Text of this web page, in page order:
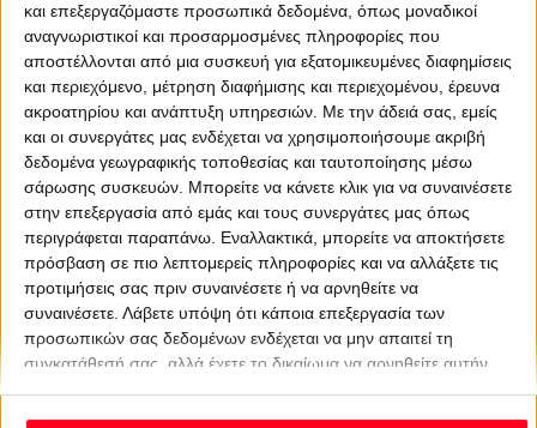
και επεξεργαζόμαστε προσωπικά δεδομένα, όπως μοναδικοί
αναγνωριστικοί και προσαρμοσμένες πληροφορίες που
αποστέλλονται από μια συσκευή για εξατομικευμένες διαφημίσεις
και περιεχόμενο, μέτρηση διαφήμισης και περιεχομένου, έρευνα
ακροατηρίου και ανάπτυξη υπηρεσιών. Με την άδειά σας, εμείς
και οι συνεργάτες μας ενδέχεται να χρησιμοποιήσουμε ακριβή
δεδομένα γεωγραφικής τοποθεσίας και ταυτοποίησης μέσω
σάρωσης συσκευών. Μπορείτε να κάνετε κλικ για να συναινέσετε
στην επεξεργασία από εμάς και τους συνεργάτες μας όπως
περιγράφεται παραπάνω. Εναλλακτικά, μπορείτε να αποκτήσετε
πρόσβαση σε πιο λεπτομερείς πληροφορίες και να αλλάξετε τις
προτιμήσεις σας πριν συναινέσετε ή να αρνηθείτε να
συναινέσετε. Λάβετε υπόψη ότι κάποια επεξεργασία των
προσωπικών σας δεδομένων ενδέχεται να μην απαιτεί τη
συγκατάθεσή σας, αλλά έχετε το δικαίωμα να αρνηθείτε αυτήν
About Offradio Business Class Terms & Conditions
Privacy Policy
Designed & developed byporcupine colors&Fotis Alexandrou